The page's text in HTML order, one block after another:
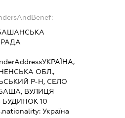
РАДА
УКРАЇНА,
ОБЛ.,
Р-Н, СЕЛО
ВУЛИЦЯ
10
Україна